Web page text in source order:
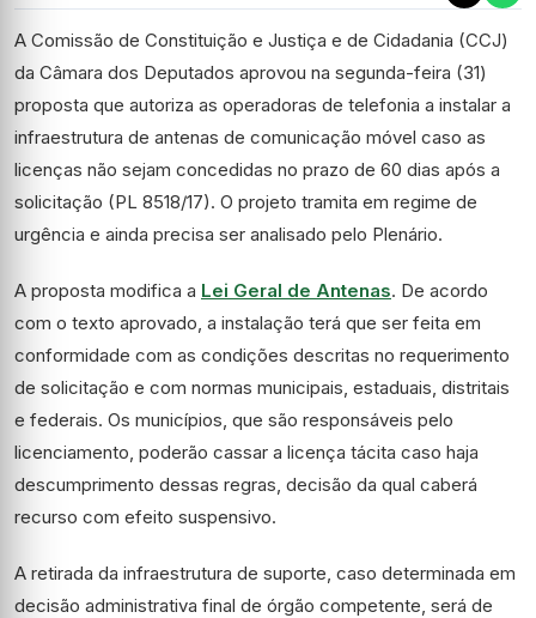
A Comissão de Constituição e Justiça e de Cidadania (CCJ)
da Câmara dos Deputados aprovou na segunda-feira (31)
proposta que autoriza as operadoras de telefonia a instalar a
infraestrutura de antenas de comunicação móvel caso as
licenças não sejam concedidas no prazo de 60 dias após a
solicitação (PL 8518/17). O projeto tramita em regime de
urgência e ainda precisa ser analisado pelo Plenário.
A proposta modifica a Lei Geral de Antenas. De acordo
com o texto aprovado, a instalação terá que ser feita em
conformidade com as condições descritas no requerimento
de solicitação e com normas municipais, estaduais, distritais
e federais. Os municípios, que são responsáveis pelo
licenciamento, poderão cassar a licença tácita caso haja
descumprimento dessas regras, decisão da qual caberá
recurso com efeito suspensivo.
A retirada da infraestrutura de suporte, caso determinada em
decisão administrativa final de órgão competente, será de